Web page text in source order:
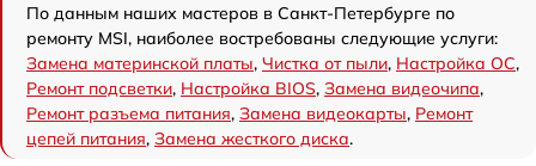
По данным наших мастеров в Санкт-Петербурге по
ремонту MSI, наиболее востребованы следующие услуги:
Замена материнской платы, Чистка от пыли, Настройка ОС,
Ремонт подсветки, Настройка BIOS, Замена видеочипа,
Ремонт разъема питания, Замена видеокарты, Ремонт
цепей питания, Замена жесткого диска.